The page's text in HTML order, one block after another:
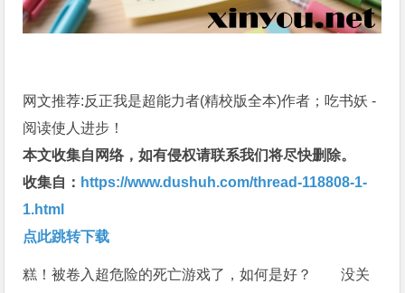
网文推荐:反正我是超能力者(精校版全本)作者；吃书妖 -
阅读使人进步！
本文收集自网络，如有侵权请联系我们将尽快删除。
收集自： https://www.dushuh.com/thread-118808-1-
1.html
点此跳转下载
糕！被卷入超危险的死亡游戏了，如何是好？ 没关